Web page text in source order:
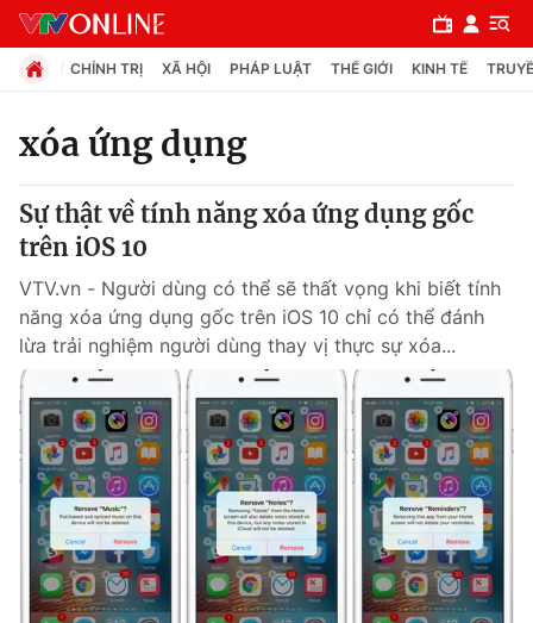
Chuyên mục
Chính trị
Xã hội
Pháp luật
Y tế
Thế giới
Tin tức
Thế giới đó đây
Kinh tế
CHÍNH TRỊ XÃ HỘI PHÁP LUẬT THẾ GIỚI KINH TẾ
xóa ứng dụng
Sự thật về tính năng xóa ứng dụng gốc
trên iOS 10
VTV.vn - Người dùng có thể sẽ thất vọng khi biết tính
năng xóa ứng dụng gốc trên iOS 10 chỉ có thể đánh
lừa trải nghiệm người dùng thay vị thực sự xóa...